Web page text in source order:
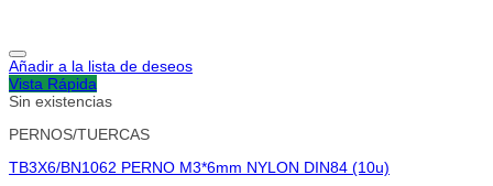
Añadir a la lista de deseos
Vista Rápida
Sin existencias
PERNOS/TUERCAS
TB3X6/BN1062 PERNO M3*6mm NYLON DIN84 (10u)